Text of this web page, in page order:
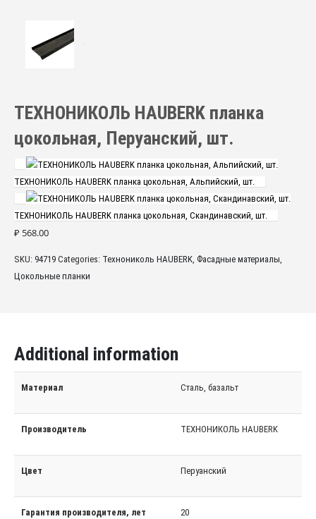
ТЕХНОНИКОЛЬ HAUBERK планка
цокольная, Перуанский, шт.
ТЕХНОНИКОЛЬ HAUBERK планка цокольная, Альпийский, шт.
ТЕХНОНИКОЛЬ HAUBERK планка цокольная, Скандинавский, шт.
₽ 568.00
SKU: 94719 Categories: Технониколь HAUBERK Фасадные материалы
Цокольные планки
Additional information
Материал Сталь, базальт
Производитель ТЕХНОНИКОЛЬ HAUBERK
Цвет Перуанский
Гарантия производителя, лет 20